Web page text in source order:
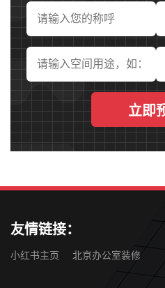
北京上品商业奥体店
查看详
立即
友情链接：
小红书主页 北京办公室装修